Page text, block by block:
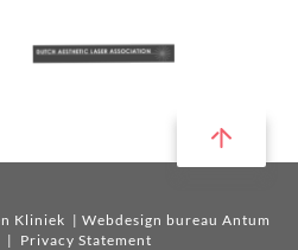
Kliniek | Webdesign bureau Antum
| Privacy Statement